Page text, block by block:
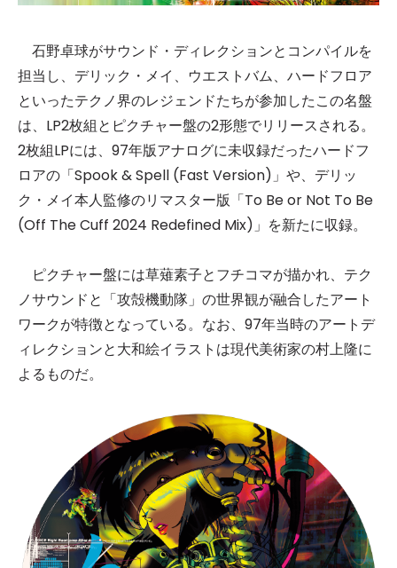
石野卓球がサウンド・ディレクションとコンパイルを
担当し、デリック・メイ、ウエストバム、ハードフロア
といったテクノ界のレジェンドたちが参加したこの名盤
は、LP2枚組とピクチャー盤の2形態でリリースされる。
2枚組LPには、97年版アナログに未収録だったハードフ
ロアの「Spook & Spell (Fast Version)」や、デリッ
ク・メイ本人監修のリマスター版「To Be or Not To Be
(Off The Cuff 2024 Redefined Mix)」を新たに収録。
ピクチャー盤には草薙素子とフチコマが描かれ、テク
ノサウンドと「攻殻機動隊」の世界観が融合したアート
ワークが特徴となっている。なお、97年当時のアートデ
ィレクションと大和絵イラストは現代美術家の村上隆に
よるものだ。